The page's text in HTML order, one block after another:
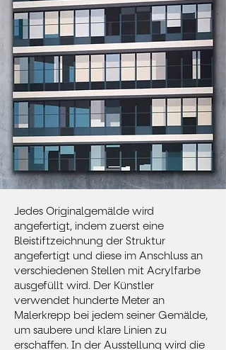
Jedes Originalgemälde wird
angefertigt, indem zuerst eine
Bleistiftzeichnung der Struktur
angefertigt und diese im Anschluss an
verschiedenen Stellen mit Acrylfarbe
ausgefüllt wird. Der Künstler
verwendet hunderte Meter an
Malerkrepp bei jedem seiner Gemälde,
um saubere und klare Linien zu
erschaffen. In der Ausstellung wird die